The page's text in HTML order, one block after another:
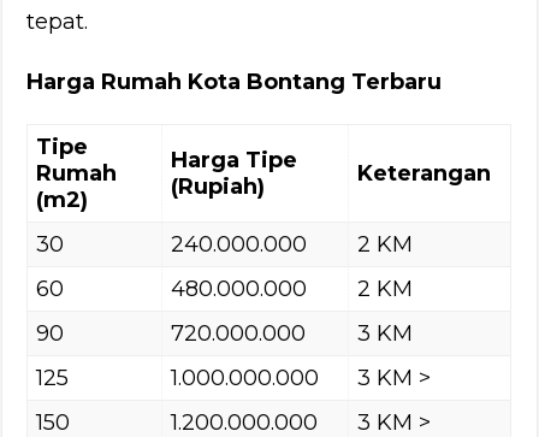
tepat.
Harga Rumah Kota Bontang Terbaru
Tipe
Rumah
(m2)
Harga Tipe
(Rupiah)
Keterangan
30 240.000.000
2 KM
60
480.000.000
2 KM
90
720.000.000
3 KM
125
1.000.000.000
3 KM >
150
1.200.000.000
3 KM >